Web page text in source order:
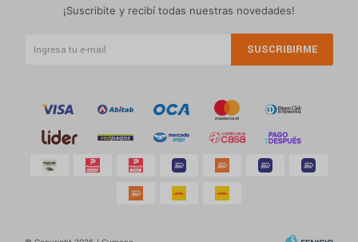
¡Suscribite y recibí todas nuestras novedades!
SUSCRIBIRME